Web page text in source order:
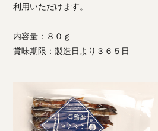
利用いただけます。
内容量：８０ｇ
賞味期限：製造日より３６５日